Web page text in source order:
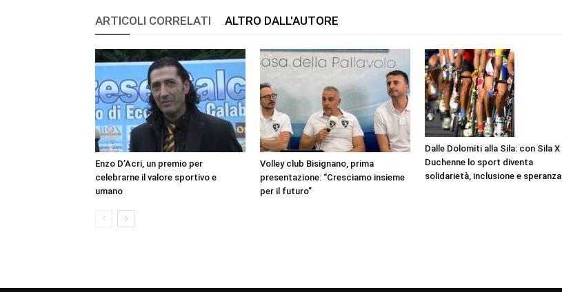
ARTICOLI CORRELATI ALTRO DALL'AUTORE
Enzo D’Acri, un premio per
celebrarne il valore sportivo e
umano
Volley club Bisignano, prima
presentazione: “Cresciamo insieme
per il futuro”
Dalle Dolomiti alla Sila: con Sila X
Duchenne lo sport diventa
solidarietà, inclusione e speranza